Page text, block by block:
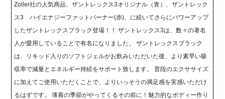
Zoller社の人気商品、ザントレックス3オリジナル（青）、ザントレック
ス3 ハイエナジーファットバーナー(赤)、に続いてさらにパワーアップ
したザントレックスブラック登場！！ ザントレックス3は、数々の著名
人が愛用していることで有名になりました。 ザントレックスブラック
は、リキッド入りのソフトジェルがお飲みいただいた後、より素早い吸
収率で減量とエネルギー持続をサポート致します。 普段のエクササイズ
に加えてご使用いただくことで、よりいっそうの満足感を実感いただけ
るはずです。 薄着の季節がやってくるその前に！魅力的なボディー作り